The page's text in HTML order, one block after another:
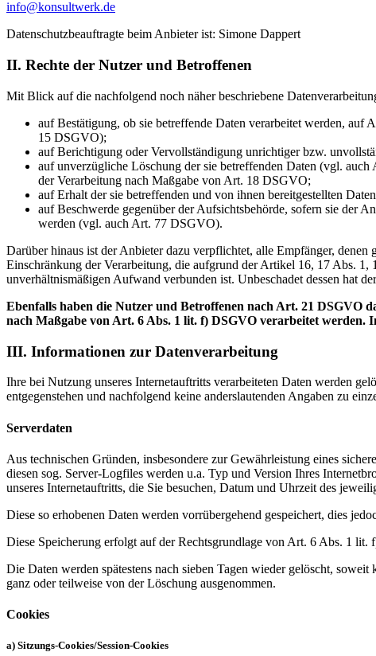
info@konsultwerk.de
Datenschutzbeauftragte beim Anbieter ist: Simone Dappert
II. Rechte der Nutzer und Betroffenen
Mit Blick auf die nachfolgend noch näher beschriebene
auf Bestätigung, ob sie betreffende Daten verarbeitet werden,
15 DSGVO);
auf Berichtigung oder Vervollständigung unrichtiger bzw.
auf unverzügliche Löschung der sie betreffenden Daten (vgl.
der Verarbeitung nach Maßgabe von Art. 18 DSGVO;
auf Erhalt der sie betreffenden und von ihnen bereitgestellten
auf Beschwerde gegenüber der Aufsichtsbehörde, sofern sie der
werden (vgl. auch Art. 77 DSGVO).
Darüber hinaus ist der Anbieter dazu verpflichtet, alle Empfänger,
Einschränkung der Verarbeitung, die aufgrund der Artikel 16, 17 Abs.
unverhältnismäßigen Aufwand verbunden ist. Unbeschadet dessen hat
Ebenfalls haben die Nutzer und Betroffenen nach Art. 21 DSGVO
nach Maßgabe von Art. 6 Abs. 1 lit. f) DSGVO verarbeitet werden.
III. Informationen zur Datenverarbeitung
Ihre bei Nutzung unseres Internetauftritts verarbeiteten Daten werden
entgegenstehen und nachfolgend keine anderslautenden Angaben zu
Serverdaten
Aus technischen Gründen, insbesondere zur Gewährleistung eines
diesen sog. Server-Logfiles werden u.a. Typ und Version Ihres
unseres Internetauftritts, die Sie besuchen, Datum und Uhrzeit des
Diese so erhobenen Daten werden vorrübergehend gespeichert, dies
Diese Speicherung erfolgt auf der Rechtsgrundlage von Art. 6 Abs. 1
Die Daten werden spätestens nach sieben Tagen wieder gelöscht,
ganz oder teilweise von der Löschung ausgenommen.
Cookies
a) Sitzungs-Cookies/Session-Cookies